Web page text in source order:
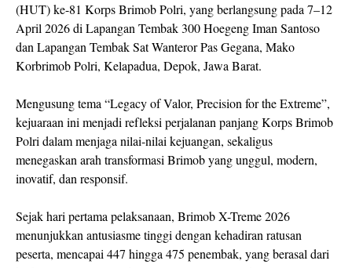
(HUT) ke-81 Korps Brimob Polri, yang berlangsung pada 7–12
April 2026 di Lapangan Tembak 300 Hoegeng Iman Santoso
dan Lapangan Tembak Sat Wanteror Pas Gegana, Mako
Korbrimob Polri, Kelapadua, Depok, Jawa Barat.
Mengusung tema “Legacy of Valor, Precision for the Extreme”,
kejuaraan ini menjadi refleksi perjalanan panjang Korps Brimob
Polri dalam menjaga nilai-nilai kejuangan, sekaligus
menegaskan arah transformasi Brimob yang unggul, modern,
inovatif, dan responsif.
Sejak hari pertama pelaksanaan, Brimob X-Treme 2026
menunjukkan antusiasme tinggi dengan kehadiran ratusan
peserta, mencapai 447 hingga 475 penembak, yang berasal dari